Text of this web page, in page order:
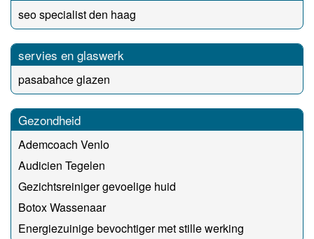
seo specialist den haag
servies en glaswerk
pasabahce glazen
Gezondheid
Ademcoach Venlo
Audicien Tegelen
Gezichtsreiniger gevoelige huid
Botox Wassenaar
Energiezuinige bevochtiger met stille werking